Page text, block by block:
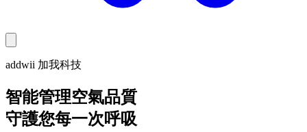
addwii 加我科技
智能管理空氣品質
守護您每一次呼吸